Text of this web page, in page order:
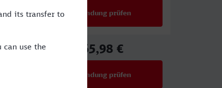
Verbindung prüfen
65,98 €
Verbindung prüfen